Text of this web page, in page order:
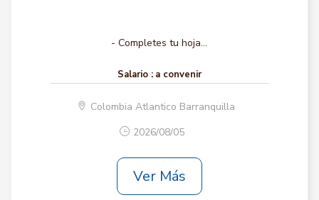
- Completes tu hoja...
Salario : a convenir
Colombia Atlantico Barranquilla
2026/08/05
Ver Más